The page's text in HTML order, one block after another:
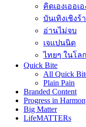
คิดเองเออเอ
บันเทิงเชิงร้
อ่านไม่จบ
เจแปนนิด
ไทยๆ ในโล
Quick Bite
All Quick
Plain Pain
Branded Content
Progress in
Big Matter
LifeMATTERs